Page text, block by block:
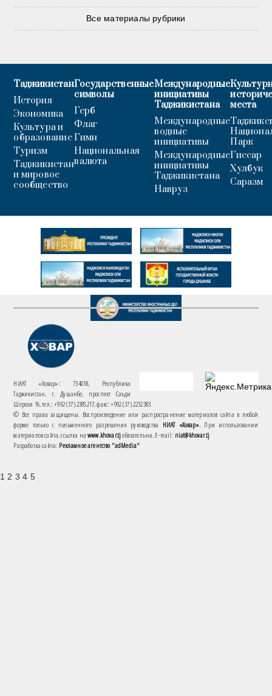
Все материалы рубрики
Таджикистан
История
Экономика
Культура и
образование
Туризм
Таджикистан
и мировое
сообщество
Государственные
символы
Герб
Флаг
Гимн
Национальная
валюта
Международные
инициативы
Таджикистана
Международные
водные
инициативы
Международные
инициативы
Таджикистана
Навруз
места
Парк
Гиссар
Хулбук
Саразм
НИАТ «Ховар»: 734018, Республика
Таджикистан, г. Душанбе, проспект Саъди
Шерози 16. тел.: +992 (37) 2385217, факс: +992 (37) 2232383
© Все права защищены. Воспроизведение или распространение материалов сайта в любой
форме только с письменного разрешения руководства НИАТ «Ховар». При использовании
материалов сайта, ссылка наwww.khovar.tjобязательна. E-mail: niat@khovar.tj
Разработка сайта: Рекламное агентство "adMedia"
1 2 3 4 5